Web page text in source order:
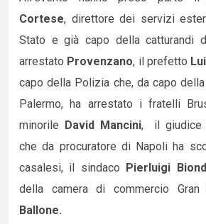
Cortese, direttore dei servizi
Stato e già capo della catturandi
arrestato Provenzano, il prefetto
capo della Polizia che, da capo
Palermo, ha arrestato i fratelli
minorile David Mancini, il giudice
che da procuratore di Napoli ha
casalesi, il sindaco Pierluigi
della camera di commercio Gran
Ballone.